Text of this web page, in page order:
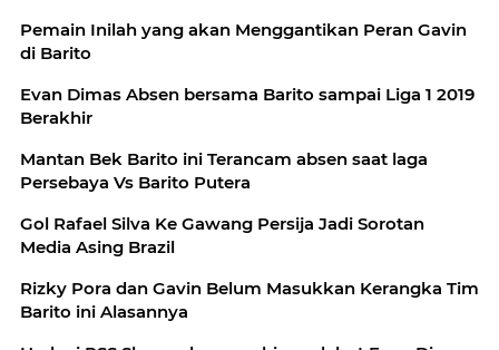
Pemain Inilah yang akan Menggantikan Peran Gavin
di Barito
Evan Dimas Absen bersama Barito sampai Liga 1 2019
Berakhir
Mantan Bek Barito ini Terancam absen saat laga
Persebaya Vs Barito Putera
Gol Rafael Silva Ke Gawang Persija Jadi Sorotan
Media Asing Brazil
Rizky Pora dan Gavin Belum Masukkan Kerangka Tim
Barito ini Alasannya